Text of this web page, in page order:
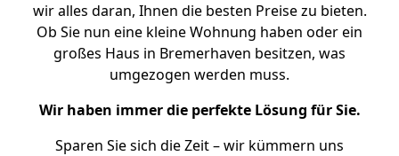
wir alles daran, Ihnen die besten Preise zu bieten.
Ob Sie nun eine kleine Wohnung haben oder ein
großes Haus in Bremerhaven besitzen, was
umgezogen werden muss.
Wir haben immer die perfekte Lösung für Sie.
Sparen Sie sich die Zeit – wir kümmern uns